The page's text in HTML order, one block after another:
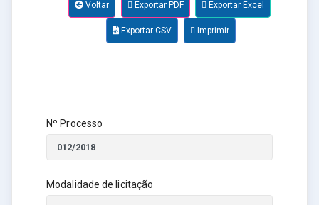
Voltar Exportar PDF Exportar Excel
Exportar CSV Imprimir
Nº Processo
Modalidade de licitação